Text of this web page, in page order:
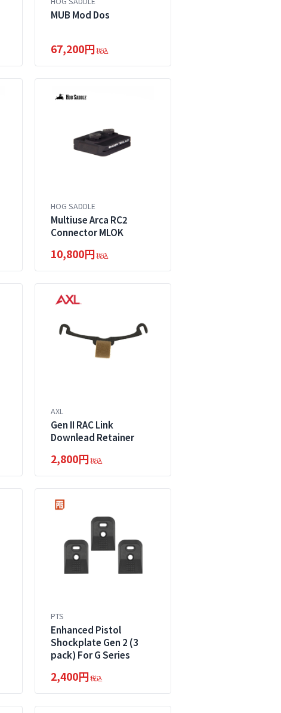
MUB Mod Dos
67,200円税込
HOG SADDLE
Multiuse Arca RC2
Connector MLOK
10,800円税込
AXL
Gen II RAC Link
Downlead Retainer
2,800円税込
PTS
Enhanced Pistol
Shockplate Gen 2 (3
pack) For G Series
2,400円税込